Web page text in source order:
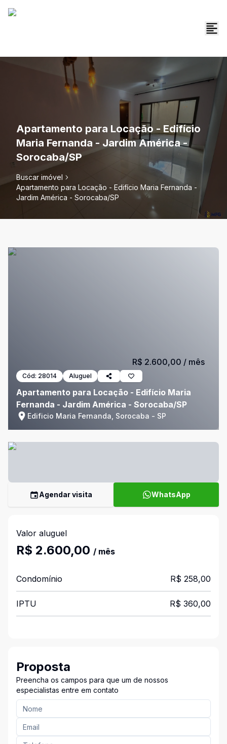
Apartamento para Locação - Edifício
Maria Fernanda - Jardim América -
Sorocaba/SP
Buscar imóvel
Apartamento para Locação - Edifício Maria Fernanda -
Jardim América - Sorocaba/SP
Cód: 28014 Aluguel
Apartamento para Locação - Edifício Maria
Fernanda - Jardim América - Sorocaba/SP
Edificio Maria Fernanda, Sorocaba - SP
R$ 2.600,00 / mês
Agendar visita WhatsApp
Valor aluguel
R$ 2.600,00 / mês
Condomínio R$ 258,00
IPTU R$ 360,00
Proposta
Preencha os campos para que um de nossos
especialistas entre em contato